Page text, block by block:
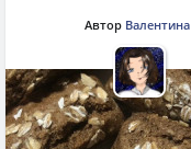
Автор Валентина